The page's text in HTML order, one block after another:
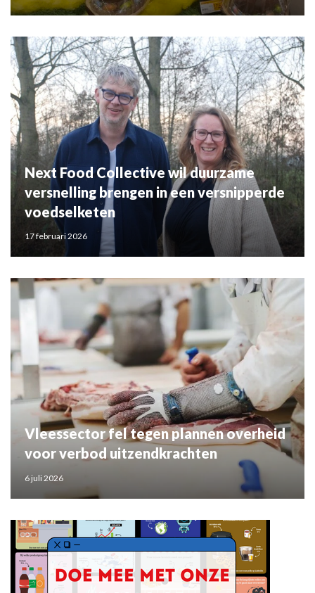
Next Food Collective wil duurzame
versnelling brengen in een versnipperde
voedselketen
17 februari 2026
Vleessector fel tegen plannen overheid
voor verbod uitzendkrachten
6 juli 2026